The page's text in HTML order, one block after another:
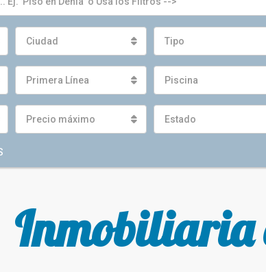
Ciudad Tipo
Primera Línea Piscina
Precio máximo Estado
Inmobiliaria